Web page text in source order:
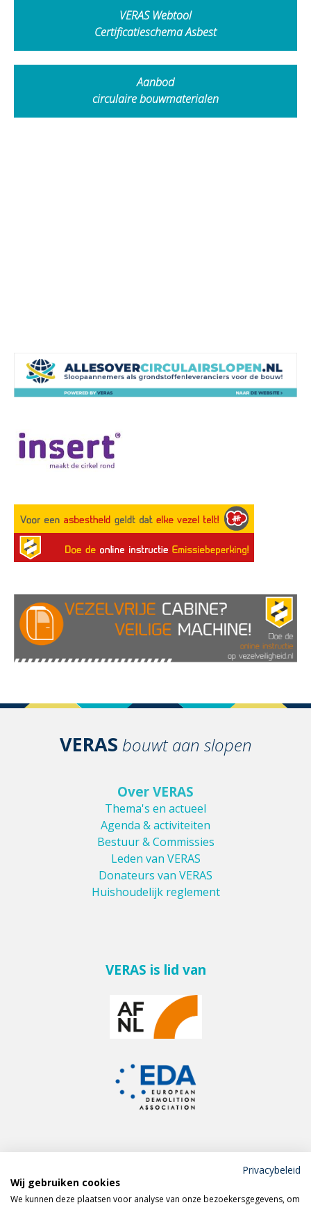
VERAS Webtool
Certificatieschema Asbest
Aanbod
circulaire bouwmaterialen
VERAS bouwt aan slopen
Over VERAS
Thema's en actueel
Agenda & activiteiten
Bestuur & Commissies
Leden van VERAS
Donateurs van VERAS
Huishoudelijk reglement
VERAS is lid van
Meld je aan voor de
Privacybeleid
Wij gebruiken cookies
We kunnen deze plaatsen voor analyse van onze bezoekersgegevens, om